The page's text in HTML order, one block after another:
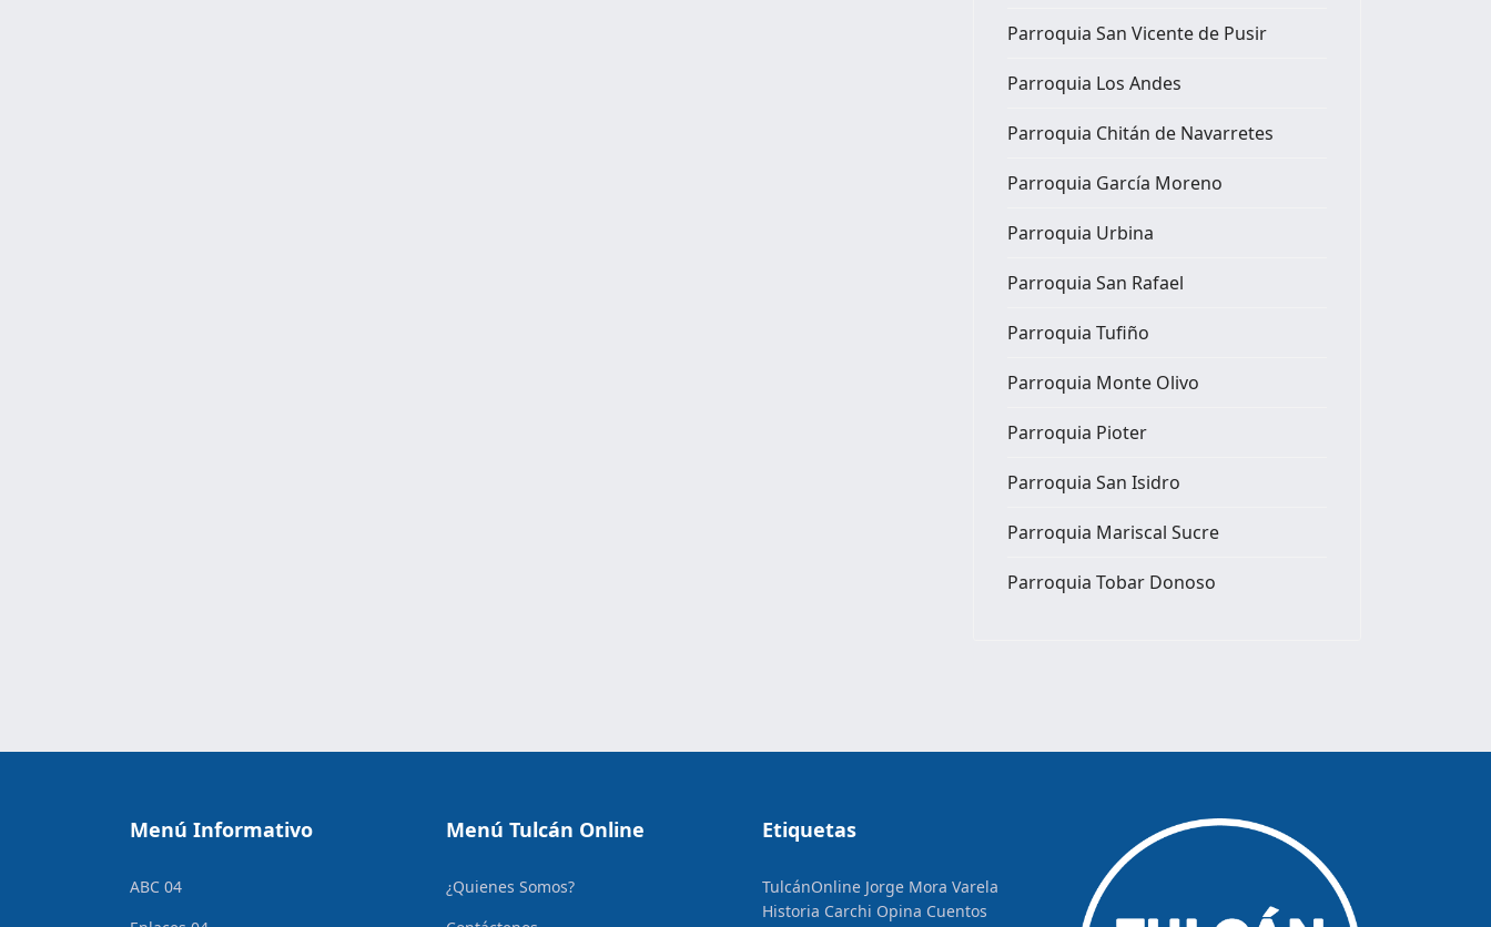
Parroquia San Vicente de Pusir
Parroquia Los Andes
Parroquia Chitán de Navarretes
Parroquia García Moreno
Parroquia Urbina
Parroquia San Rafael
Parroquia Tufiño
Parroquia Monte Olivo
Parroquia Pioter
Parroquia San Isidro
Parroquia Mariscal Sucre
Parroquia Tobar Donoso
Menú Informativo
ABC 04
Menú Tulcán Online
¿Quienes Somos?
Etiquetas
TulcánOnline Jorge Mora Varela
Historia Carchi Opina Cuentos